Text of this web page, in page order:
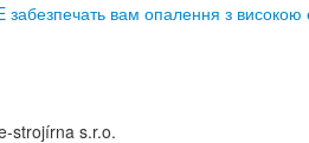
забезпечать вам опалення з
strojírna s.r.o.